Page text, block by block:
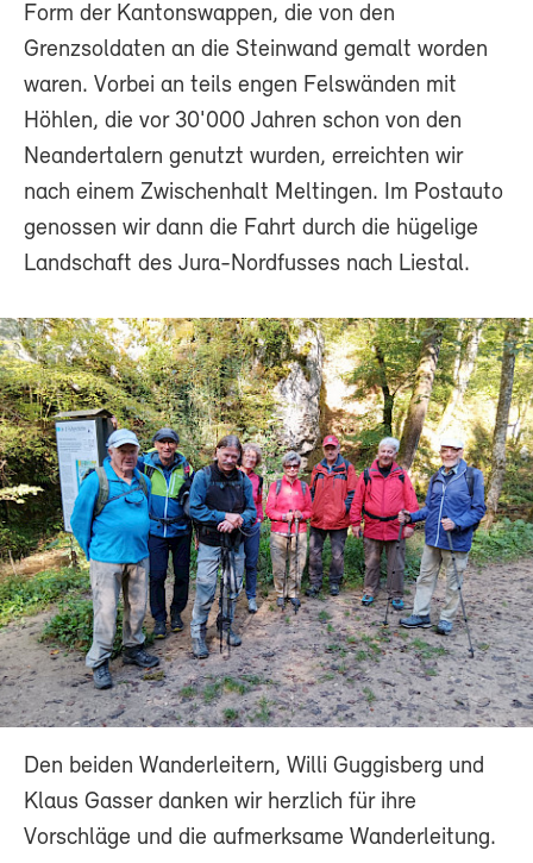
Form der Kantonswappen, die von den
Grenzsoldaten an die Steinwand gemalt worden
waren. Vorbei an teils engen Felswänden mit
Höhlen, die vor 30'000 Jahren schon von den
Neandertalern genutzt wurden, erreichten wir
nach einem Zwischenhalt Meltingen. Im Postauto
genossen wir dann die Fahrt durch die hügelige
Landschaft des Jura-Nordfusses nach Liestal.
Den beiden Wanderleitern, Willi Guggisberg und
Klaus Gasser danken wir herzlich für ihre
Vorschläge und die aufmerksame Wanderleitung.